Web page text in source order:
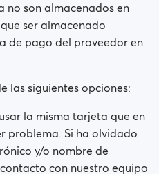
no son almacenados en
ser almacenado
de pago del proveedor en
las siguientes opciones:
la misma tarjeta que en
problema. Si ha olvidado
y/o nombre de
con nuestro equipo